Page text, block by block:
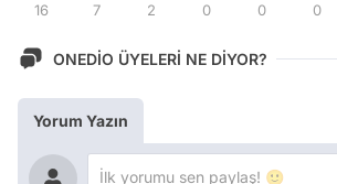
16 7 2 0 0 0
ONEDİO ÜYELERİ NE DİYOR?
Yorum Yazın